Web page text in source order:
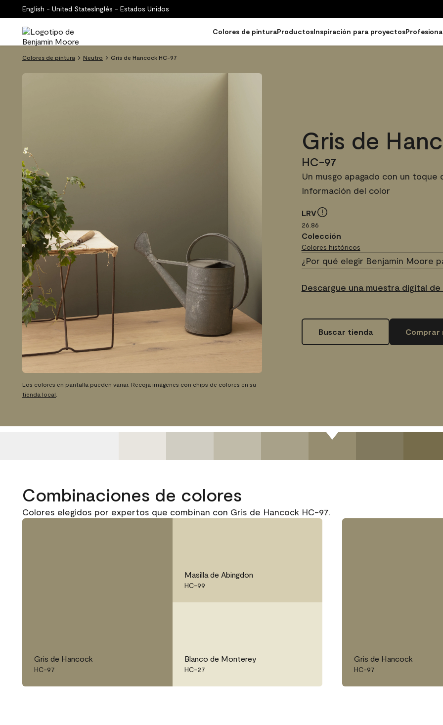
English - United StatesInglés - Estados Unidos
Colores de pinturaProductosInspiración para proyectos
Colores de pintura Neutro Gris de Hancock HC-97
Gris de
HC-97
Un musgo apagado con un toque
Información del color
LRV
26.86
Colección
Colores históricos
¿Por qué elegir Benjamin Moore
Descargue una muestra digital
Buscar tienda Comprar
Los colores en pantalla pueden variar. Recoja imágenes con chips de colores en su
tienda local
Combinaciones de colores
Colores elegidos por expertos que combinan con Gris de Hancock HC-97.
Gris de Hancock
HC-97
Masilla de Abingdon
HC-99
Blanco de Monterey
HC-27
Gris de Hancock
HC-97